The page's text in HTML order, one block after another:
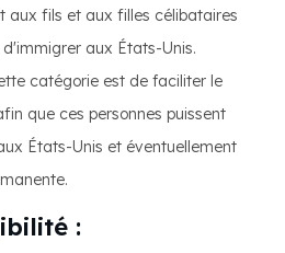
aux fils et aux filles célibataires
aux États-Unis.
catégorie est de faciliter le
que ces personnes puissent
États-Unis et éventuellement
: